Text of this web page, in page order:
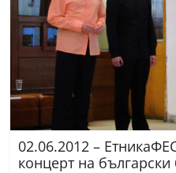
02.06.2012 –
концерт на